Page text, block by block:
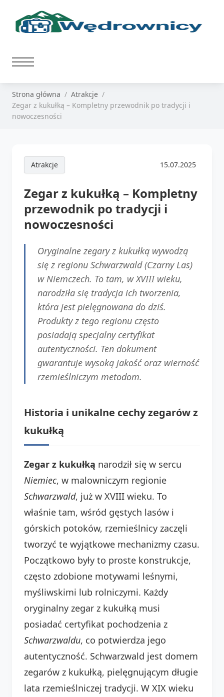
Strona główna
Atrakcje
Zegar z kukułką – Kompletny przewodnik po tradycji i
nowoczesności
Atrakcje 15.07.2025
Zegar z kukułką – Kompletny
przewodnik po tradycji i
nowoczesności
Oryginalne zegary z kukułką wywodzą
się z regionu Schwarzwald (Czarny Las)
w Niemczech. To tam, w XVIII wieku,
narodziła się tradycja ich tworzenia,
która jest pielęgnowana do dziś.
Produkty z tego regionu często
posiadają specjalny certyfikat
autentyczności. Ten dokument
gwarantuje wysoką jakość oraz wierność
rzemieślniczym metodom.
Historia i unikalne cechy zegarów z
kukułką
Zegar z kukułką narodził się w sercu
Niemiec, w malowniczym regionie
Schwarzwald, już w XVIII wieku. To
właśnie tam, wśród gęstych lasów i
górskich potoków, rzemieślnicy zaczęli
tworzyć te wyjątkowe mechanizmy czasu.
Początkowo były to proste konstrukcje,
często zdobione motywami leśnymi,
myśliwskimi lub rolniczymi. Każdy
oryginalny zegar z kukułką musi
posiadać certyfikat pochodzenia z
Schwarzwaldu, co potwierdza jego
autentyczność. Schwarzwald jest domem
zegarów z kukułką, pielęgnującym długie
lata rzemieślniczej tradycji. W XIX wieku